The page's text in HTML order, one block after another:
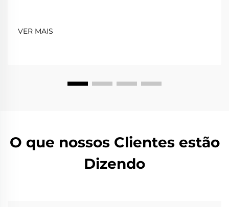
VER MAIS
O que nossos Clientes estão
Dizendo